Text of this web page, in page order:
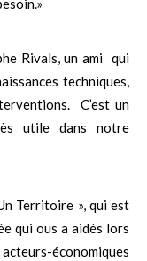
Rivals, un ami qui
techniques,
C’est un
utile dans notre
Territoire », qui est
qui ous a aidés lors
économiques